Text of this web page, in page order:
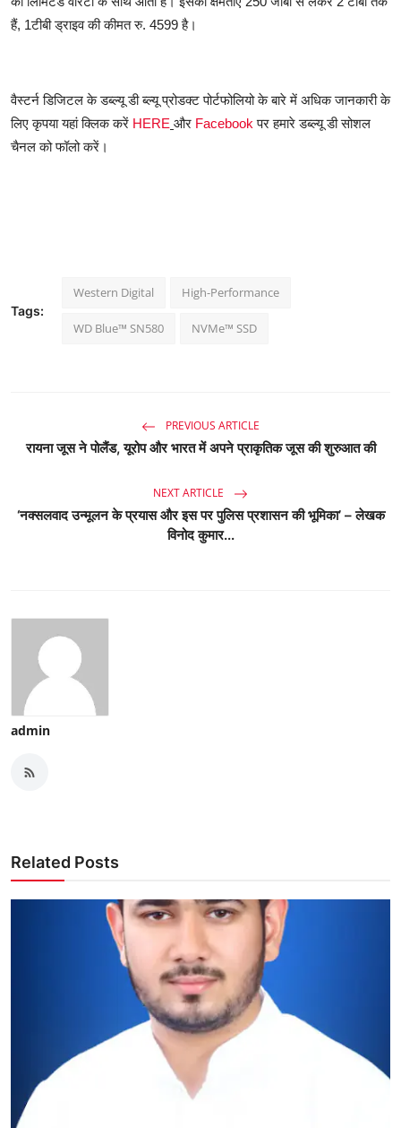
हैं, 1टीबी ड्राइव की कीमत रु. 4599 है।
वैस्टर्न डिजिटल के डब्ल्यू डी ब्ल्यू प्रोडक्ट पोर्टफोलियो के बारे में अधिक जानकारी के
लिए कृपया यहां क्लिक करें HERE और Facebook पर हमारे डब्ल्यू डी सोशल
चैनल को फॉलो करें।
Tags:
Western Digital High-Performance
WD Blue™ SN580 NVMe™ SSD
PREVIOUS ARTICLE
रायना जूस ने पोलैंड, यूरोप और भारत में अपने प्राकृतिक जूस की शुरुआत की
NEXT ARTICLE
‘नक्सलवाद उन्मूलन के प्रयास और इस पर पुलिस प्रशासन की भूमिका’ – लेखक
विनोद कुमार...
admin
Related Posts